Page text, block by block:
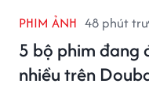
PHIM ẢNH 48 phút
5 bộ phim đang
nhiều trên